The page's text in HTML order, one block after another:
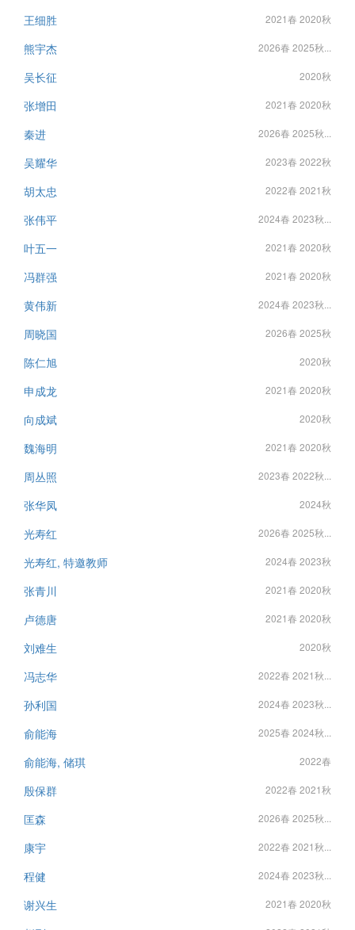
王细胜 2021春 2020秋
熊宇杰 2026春 2025秋...
吴长征 2020秋
张增田 2021春 2020秋
秦进 2026春 2025秋...
吴耀华 2023春 2022秋
胡太忠 2022春 2021秋
张伟平 2024春 2023秋...
叶五一 2021春 2020秋
冯群强 2021春 2020秋
黄伟新 2024春 2023秋...
周晓国 2026春 2025秋
陈仁旭 2020秋
申成龙 2021春 2020秋
向成斌 2020秋
魏海明 2021春 2020秋
周丛照 2023春 2022秋...
张华凤 2024秋
光寿红 2026春 2025秋...
光寿红, 特邀教师 2024春 2023秋
张青川 2021春 2020秋
卢德唐 2021春 2020秋
刘难生 2020秋
冯志华 2022春 2021秋...
孙利国 2024春 2023秋...
俞能海 2025春 2024秋...
俞能海, 储琪 2022春
殷保群 2022春 2021秋
匡森 2026春 2025秋...
康宇 2022春 2021秋...
程健 2024春 2023秋...
谢兴生 2021春 2020秋